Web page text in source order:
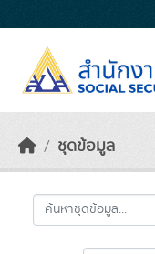
ชุดข้อมูล